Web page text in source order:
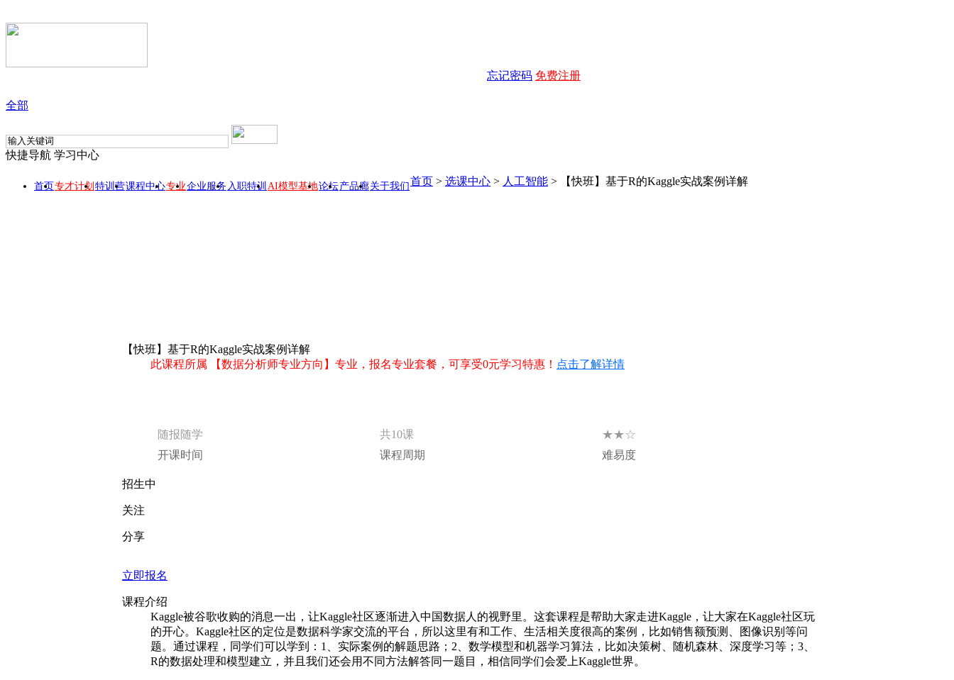
忘记密码 免费注册
全部
快捷导航 学习中心
首页专才计划 特训营课程中心专业企业服务 入职特训 AI模型基地论坛产品廊关于我们首页 > 选课中心 > 人工智能 > 【快班】基于R的Kaggle实战案例详解
【快班】基于R的Kaggle实战案例详解
此课程所属 【数据分析师专业方向】专业，报名专业套餐，可享受0元学习特惠！ 点击了解详情
随报随学 共10课 ★★☆
开课时间 课程周期 难易度
招生中
关注
分享
立即报名
课程介绍
Kaggle被谷歌收购的消息一出，让Kaggle社区逐渐进入中国数据人的视野里。这套课程是帮助大家走进Kaggle，让大家在Kaggle社区玩
的开心。Kaggle社区的定位是数据科学家交流的平台，所以这里有和工作、生活相关度很高的案例，比如销售额预测、图像识别等问
题。通过课程，同学们可以学到：1、实际案例的解题思路；2、数学模型和机器学习算法，比如决策树、随机森林、深度学习等；3、
R的数据处理和模型建立，并且我们还会用不同方法解答同一题目，相信同学们会爱上Kaggle世界。